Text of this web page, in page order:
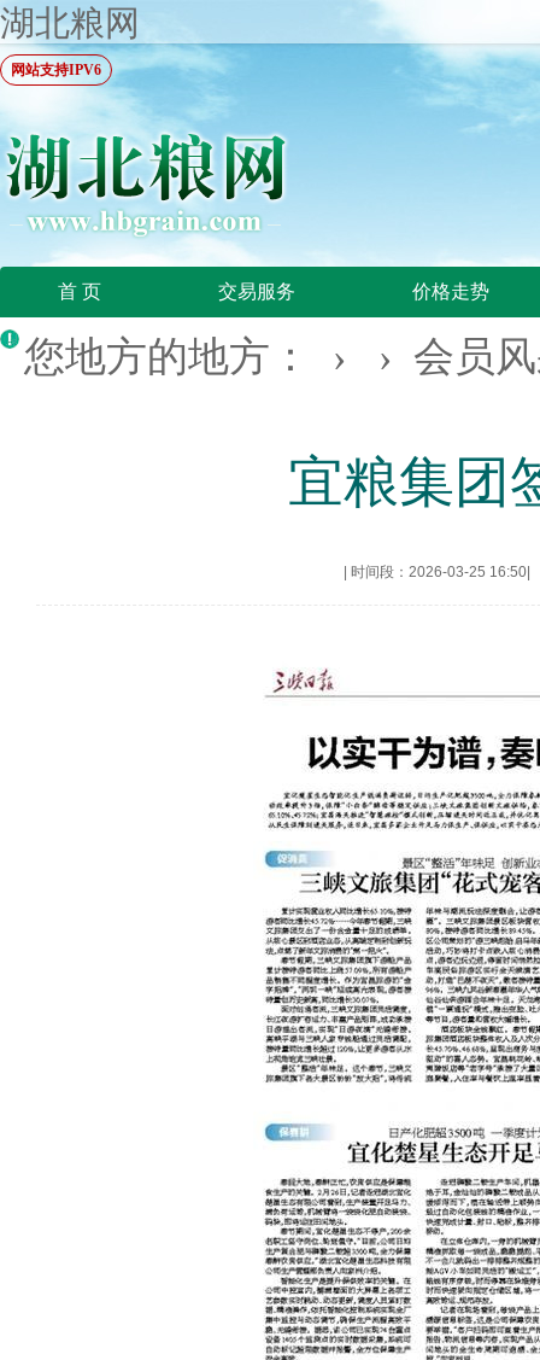
湖北粮网
网站支持IPV6
首 页 交易服务 价格走势
您地方的地方： › › 会员
宜粮集团
时间段：2026-03-25 16:50